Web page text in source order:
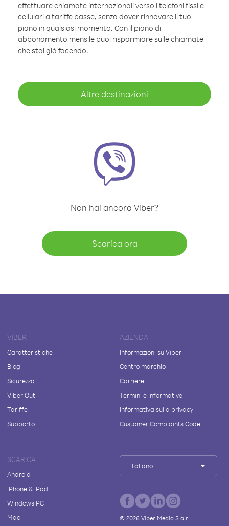
effettuare chiamate internazionali verso i telefoni fissi e
cellulari a tariffe basse, senza dover rinnovare il tuo
piano in qualsiasi momento. Con il piano di
abbonamento mensile puoi risparmiare sulle chiamate
che stai già facendo.
Altre destinazioni
Non hai ancora Viber?
Scarica ora
VIBER
Caratteristiche
Blog
Sicurezza
Viber Out
Tariffe
Supporto
AZIENDA
Informazioni su Viber
Centro marchio
Carriere
Termini e informative
Informativa sulla privacy
Customer Complaints Code
SCARICA
Android
iPhone & iPad
Windows PC
Mac
Italiano
© 2026Viber Media S.à r.l.